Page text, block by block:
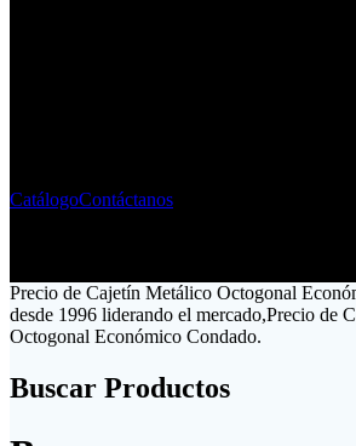
CatálogoContáctanos
Precio de Cajetín Metálico Octogonal
desde 1996 liderando el mercado,Precio de
Octogonal Económico Condado.
Buscar Productos